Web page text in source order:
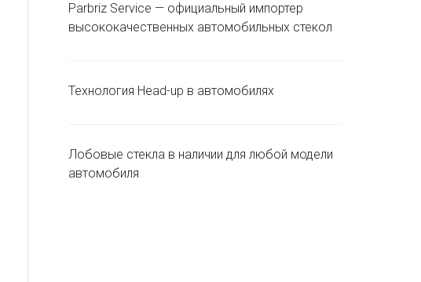
Parbriz Service — официальный импортер
высококачественных автомобильных стекол
Технология Head-up в автомобилях
Лобовые стекла в наличии для любой модели
автомобиля